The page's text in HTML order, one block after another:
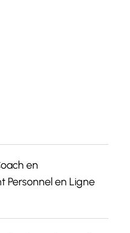
en
Personnel en Ligne